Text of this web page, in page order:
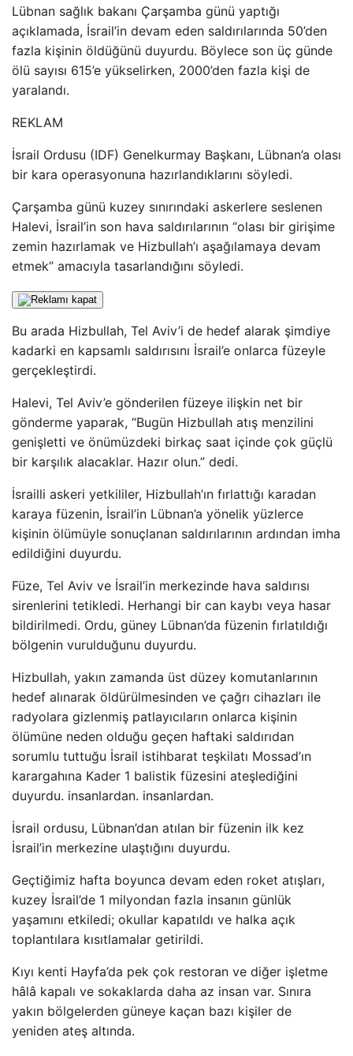
Lübnan sağlık bakanı Çarşamba günü yaptığı
açıklamada, İsrail’in devam eden saldırılarında 50’den
fazla kişinin öldüğünü duyurdu. Böylece son üç günde
ölü sayısı 615’e yükselirken, 2000’den fazla kişi de
yaralandı.
REKLAM
İsrail Ordusu (IDF) Genelkurmay Başkanı, Lübnan’a olası
bir kara operasyonuna hazırlandıklarını söyledi.
Çarşamba günü kuzey sınırındaki askerlere seslenen
Halevi, İsrail’in son hava saldırılarının “olası bir girişime
zemin hazırlamak ve Hizbullah’ı aşağılamaya devam
etmek” amacıyla tasarlandığını söyledi.
Bu arada Hizbullah, Tel Aviv’i de hedef alarak şimdiye
kadarki en kapsamlı saldırısını İsrail’e onlarca füzeyle
gerçekleştirdi.
Halevi, Tel Aviv’e gönderilen füzeye ilişkin net bir
gönderme yaparak, “Bugün Hizbullah atış menzilini
genişletti ve önümüzdeki birkaç saat içinde çok güçlü
bir karşılık alacaklar. Hazır olun.” dedi.
İsrailli askeri yetkililer, Hizbullah’ın fırlattığı karadan
karaya füzenin, İsrail’in Lübnan’a yönelik yüzlerce
kişinin ölümüyle sonuçlanan saldırılarının ardından imha
edildiğini duyurdu.
Füze, Tel Aviv ve İsrail’in merkezinde hava saldırısı
sirenlerini tetikledi. Herhangi bir can kaybı veya hasar
bildirilmedi. Ordu, güney Lübnan’da füzenin fırlatıldığı
bölgenin vurulduğunu duyurdu.
Hizbullah, yakın zamanda üst düzey komutanlarının
hedef alınarak öldürülmesinden ve çağrı cihazları ile
radyolara gizlenmiş patlayıcıların onlarca kişinin
ölümüne neden olduğu geçen haftaki saldırıdan
sorumlu tuttuğu İsrail istihbarat teşkilatı Mossad’ın
karargahına Kader 1 balistik füzesini ateşlediğini
duyurdu. insanlardan. insanlardan.
İsrail ordusu, Lübnan’dan atılan bir füzenin ilk kez
İsrail’in merkezine ulaştığını duyurdu.
Geçtiğimiz hafta boyunca devam eden roket atışları,
kuzey İsrail’de 1 milyondan fazla insanın günlük
yaşamını etkiledi; okullar kapatıldı ve halka açık
toplantılara kısıtlamalar getirildi.
Kıyı kenti Hayfa’da pek çok restoran ve diğer işletme
hâlâ kapalı ve sokaklarda daha az insan var. Sınıra
yakın bölgelerden güneye kaçan bazı kişiler de
yeniden ateş altında.